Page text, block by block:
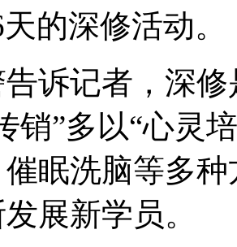
的深修活动。
诉记者，深
销”多以“心灵
眠洗脑等多
展新学员。